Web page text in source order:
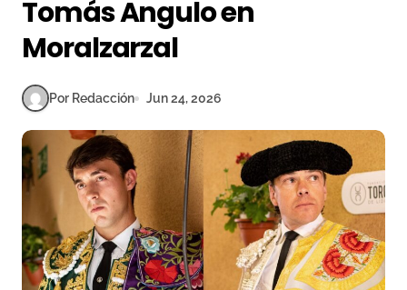
Tomás Angulo en
Moralzarzal
Por Redacción Jun 24, 2026